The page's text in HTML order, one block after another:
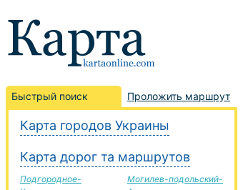
Быстрый поиск Проложить маршрут
Карта городов Украины
Карта дорог та маршрутов
Подгородное-
Могилев-подольский-